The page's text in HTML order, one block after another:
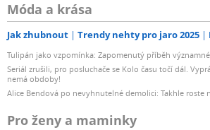
Móda a krása
Jak zhubnout Trendy nehty pro jaro 2025
Tulipán jako vzpomínka: Zapomenutý příběh
Seriál zrušili, pro posluchače se Kolo času točí dál.
nemá obdoby!
Alice Bendová po nevyhnutelné demolici: Takhle roste
Pro ženy a maminky